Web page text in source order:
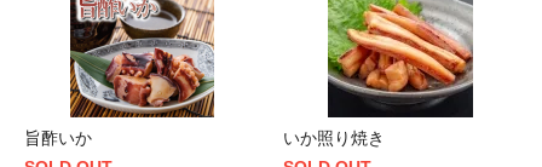
旨酢いか
いか照り焼き